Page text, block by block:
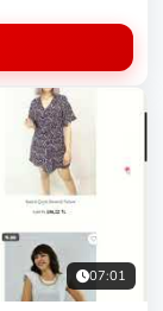
07:01